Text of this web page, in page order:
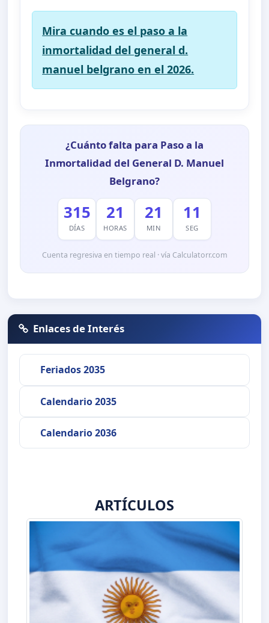
Mira cuando es el paso a la
inmortalidad del general d.
manuel belgrano en el 2026.
¿Cuánto falta para Paso a la
Inmortalidad del General D. Manuel
Belgrano?
315
DÍAS
21
HORAS
21
MIN
10
SEG
Cuenta regresiva en tiempo real · vía Calculatorr.com
Enlaces de Interés
Feriados 2035
Calendario 2035
Calendario 2036
ARTÍCULOS